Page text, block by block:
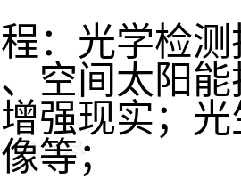
：光学检
空间太阳
强现实；
等；